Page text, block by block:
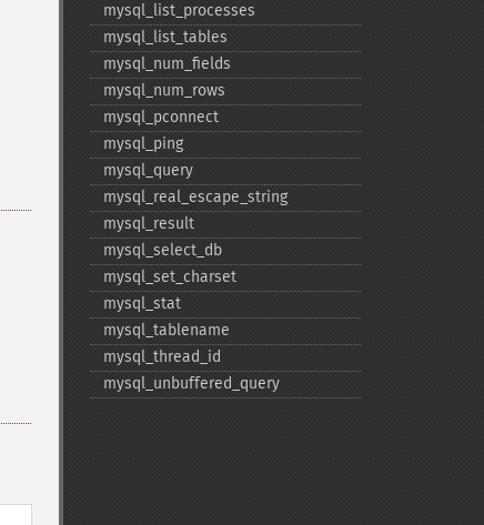
mysql_​list_​processes
mysql_​list_​tables
mysql_​num_​fields
mysql_​num_​rows
mysql_​pconnect
mysql_​ping
mysql_​query
mysql_​real_​escape_​string
mysql_​result
mysql_​select_​db
mysql_​set_​charset
mysql_​stat
mysql_​tablename
mysql_​thread_​id
mysql_​unbuffered_​query